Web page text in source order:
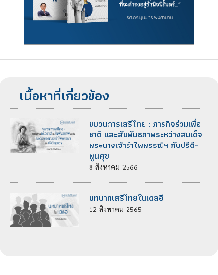
เนื้อหาที่เกี่ยวข้อง
ขบวนการเสรีไทย : ภารกิจร่วมเพื่อ
ชาติ และสัมพันธภาพระหว่างสมเด็จ
พระนางเจ้ารำไพพรรณีฯ กับปรีดี-
พูนศุข
8 สิงหาคม 2566
บทบาทเสรีไทยในเดลฮี
12 สิงหาคม 2565